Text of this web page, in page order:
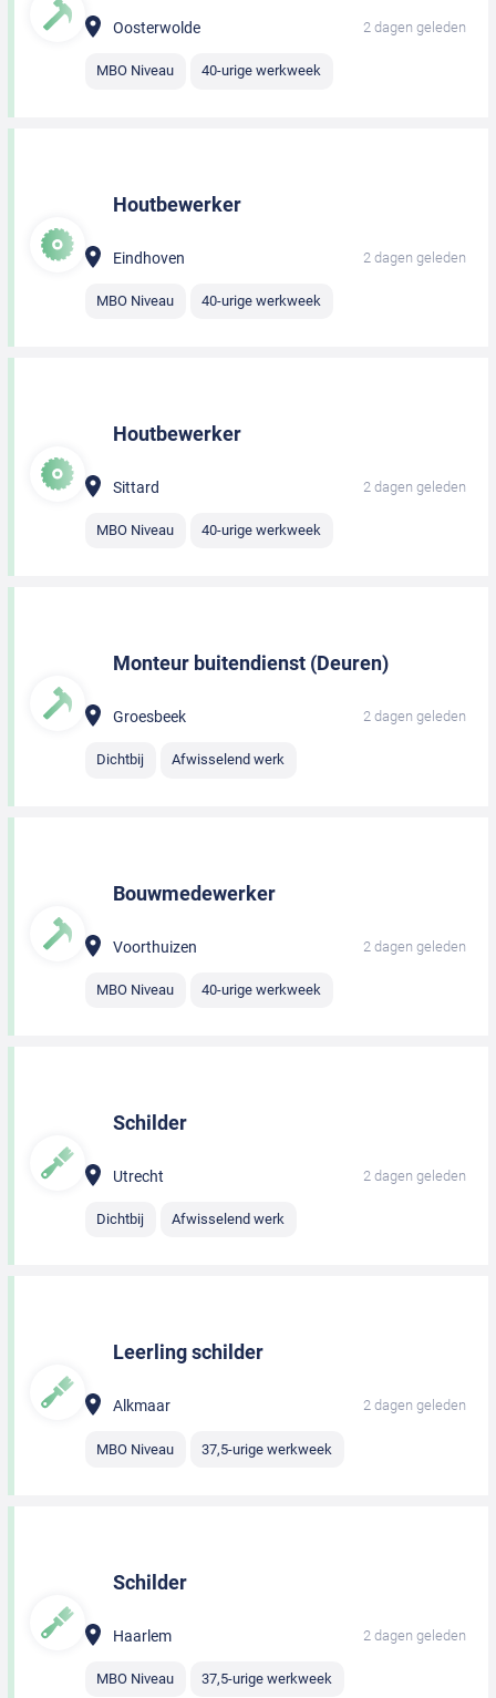
Oosterwolde 2 dagen geleden
MBO Niveau 40-urige werkweek
Houtbewerker
Eindhoven 2 dagen geleden
MBO Niveau 40-urige werkweek
Houtbewerker
Sittard 2 dagen geleden
MBO Niveau 40-urige werkweek
Monteur buitendienst (Deuren)
Groesbeek 2 dagen geleden
Dichtbij Afwisselend werk
Bouwmedewerker
Voorthuizen 2 dagen geleden
MBO Niveau 40-urige werkweek
Schilder
Utrecht 2 dagen geleden
Dichtbij Afwisselend werk
Leerling schilder
Alkmaar 2 dagen geleden
MBO Niveau 37,5-urige werkweek
Schilder
Haarlem 2 dagen geleden
MBO Niveau 37,5-urige werkweek